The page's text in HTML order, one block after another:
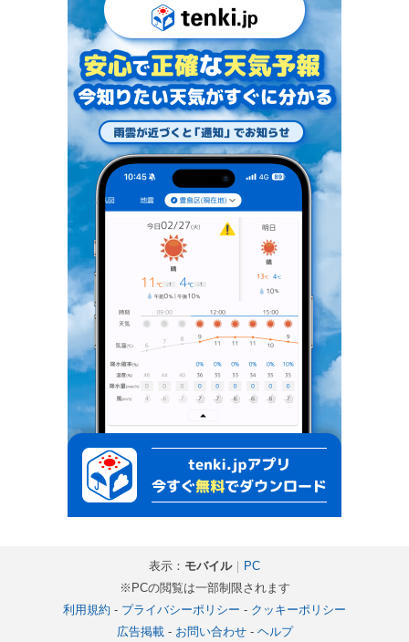
表示： モバイル｜ PC
※PCの閲覧は一部制限されます
利用規約 - プライバシーポリシー - クッキーポリシー
広告掲載- お問い合わせ- ヘルプ